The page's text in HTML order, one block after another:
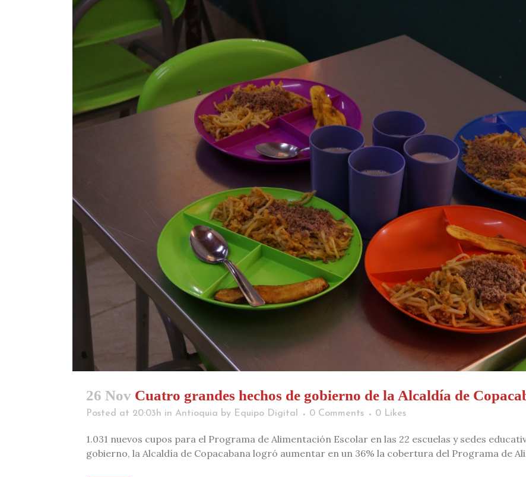
26 Nov Cuatro grandes hechos de gobierno de la Alcaldía de
Posted at 20:03h in Antioquia by Equipo Digital 0 Comments 0 Likes
1.031 nuevos cupos para el Programa de Alimentación Escolar en las 22 escuelas y sedes
gobierno, la Alcaldía de Copacabana logró aumentar en un 36% la cobertura del Programa de